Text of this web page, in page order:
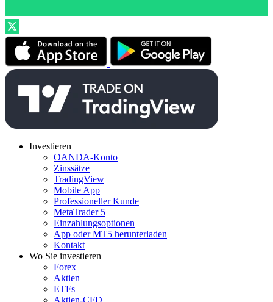
Investieren
OANDA-Konto
Zinssätze
TradingView
Mobile App
Professioneller Kunde
MetaTrader 5
Einzahlungsoptionen
App oder MT5 herunterladen
Kontakt
Wo Sie investieren
Forex
Aktien
ETFs
Aktien-CFD